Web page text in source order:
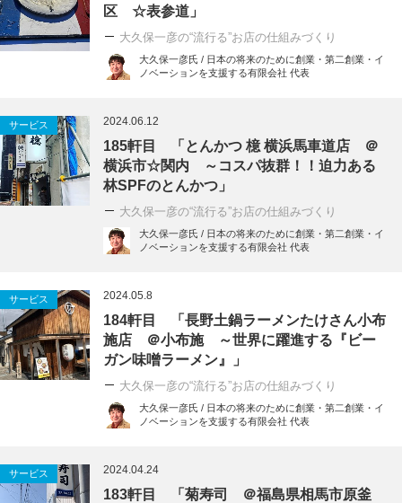
区 ☆表参道」
大久保一彦の“流行る”お店の仕組みづくり
大久保一彦氏 / 日本の将来のために創業・第二創業・イ
ノベーションを支援する有限会社 代表
サービス 2024.06.12
185軒目 「とんかつ 檍 横浜馬車道店 ＠
横浜市☆関内 ～コスパ抜群！！迫力ある
林SPFのとんかつ」
大久保一彦の“流行る”お店の仕組みづくり
大久保一彦氏 / 日本の将来のために創業・第二創業・イ
ノベーションを支援する有限会社 代表
サービス 2024.05.8
184軒目 「長野土鍋ラーメンたけさん小布
施店 ＠小布施 ～世界に躍進する『ビー
ガン味噌ラーメン』」
大久保一彦の“流行る”お店の仕組みづくり
大久保一彦氏 / 日本の将来のために創業・第二創業・イ
ノベーションを支援する有限会社 代表
サービス 2024.04.24
183軒目 「菊寿司 ＠福島県相馬市原釜